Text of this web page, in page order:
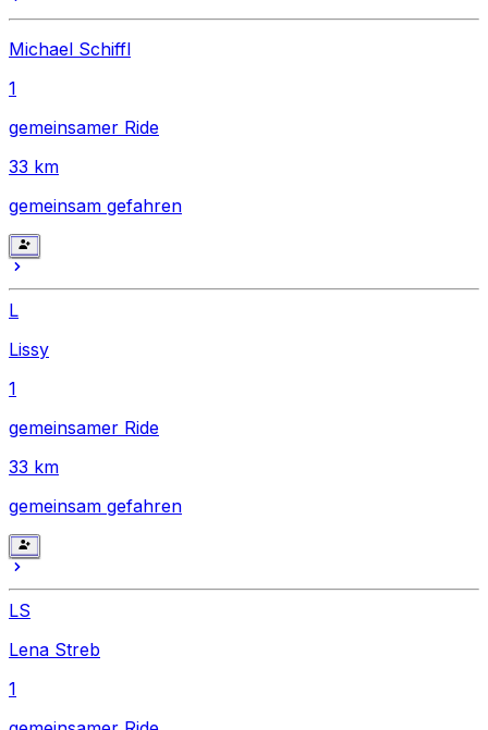
Michael Schiffl
1
gemeinsamer Ride
33 km
gemeinsam gefahren
L
Lissy
1
gemeinsamer Ride
33 km
gemeinsam gefahren
LS
Lena Streb
1